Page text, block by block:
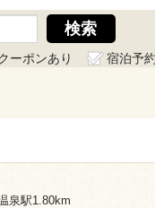
ーポンあり 宿泊予
泉駅1.80km